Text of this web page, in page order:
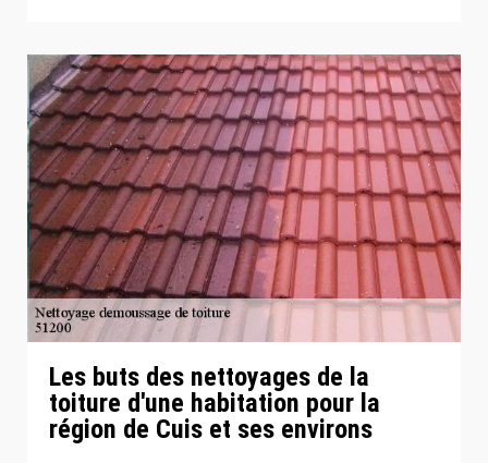
Les buts des nettoyages de la
toiture d'une habitation pour la
région de Cuis et ses environs